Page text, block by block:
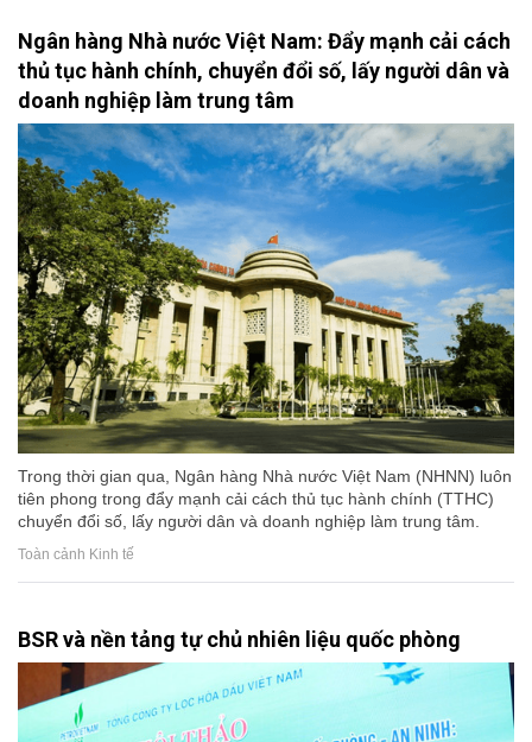
Ngân hàng Nhà nước Việt Nam: Đẩy mạnh cải cách
thủ tục hành chính, chuyển đổi số, lấy người dân và
doanh nghiệp làm trung tâm
Trong thời gian qua, Ngân hàng Nhà nước Việt Nam (NHNN) luôn
tiên phong trong đẩy mạnh cải cách thủ tục hành chính (TTHC)
chuyển đổi số, lấy người dân và doanh nghiệp làm trung tâm.
Toàn cảnh Kinh tế
BSR và nền tảng tự chủ nhiên liệu quốc phòng